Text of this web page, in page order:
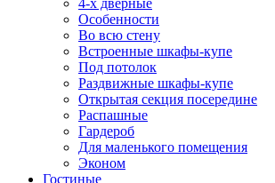
4-х дверные
Особенности
Во всю стену
Встроенные шкафы-купе
Под потолок
Раздвижные шкафы-купе
Открытая секция посередине
Распашные
Гардероб
Для маленького помещения
Эконом
Гостиные